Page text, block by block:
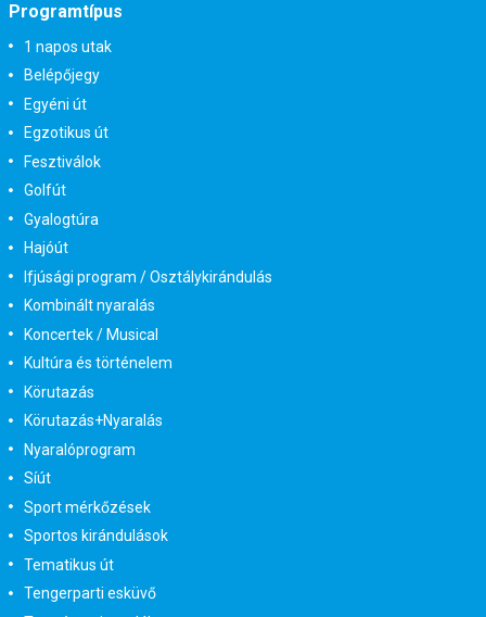
Programtípus
1 napos utak
Belépőjegy
Egyéni út
Egzotikus út
Fesztiválok
Golfút
Gyalogtúra
Hajóút
Ifjúsági program / Osztálykirándulás
Kombinált nyaralás
Koncertek / Musical
Kultúra és történelem
Körutazás
Körutazás+Nyaralás
Nyaralóprogram
Síút
Sport mérkőzések
Sportos kirándulások
Tematikus út
Tengerparti esküvő